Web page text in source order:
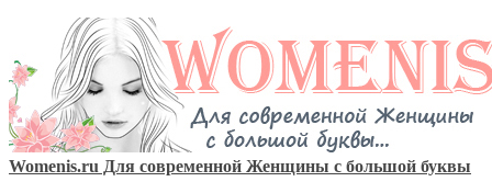
Womenis.ru Для современной Женщины с большой буквы